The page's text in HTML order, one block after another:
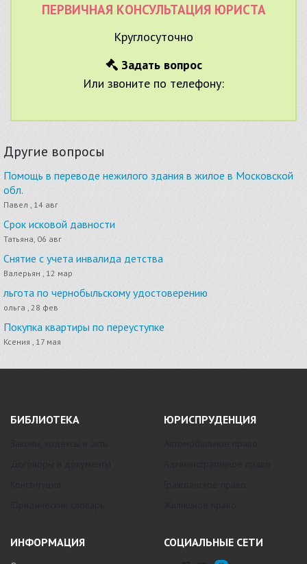
ПЕРВИЧНАЯ КОНСУЛЬТАЦИЯ ЮРИСТА
Круглосуточно
Задать вопрос
Или звоните по телефону:
Другие вопросы
Помощь в переводе нежилого здания в жилое в Московской
обл.
Павел , 14 авг
Срок исковой давности
Татьяна, 06 авг
Снятие с учета инвалида детства
Валерьян , 12 мар
льгота по чернобыльскому удостоверению
ольга , 28 фев
Покупка квартиры по переуступке
Ксения , 17 мая
БИБЛИОТЕКА ЮРИСПРУДЕНЦИЯ
ИНФОРМАЦИЯ СОЦИАЛЬНЫЕ СЕТИ